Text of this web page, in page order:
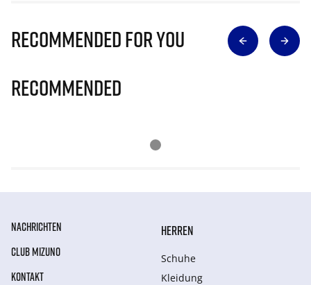
Recommended for you
Recommended
NACHRICHTEN
CLUB MIZUNO
KONTAKT
HERREN
Schuhe
Kleidung